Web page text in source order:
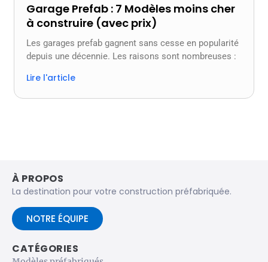
Garage Prefab : 7 Modèles moins cher
à construire (avec prix)
Les garages prefab gagnent sans cesse en popularité
depuis une décennie. Les raisons sont nombreuses :
Lire l'article
À PROPOS
La destination pour votre construction préfabriquée.
NOTRE ÉQUIPE
CATÉGORIES